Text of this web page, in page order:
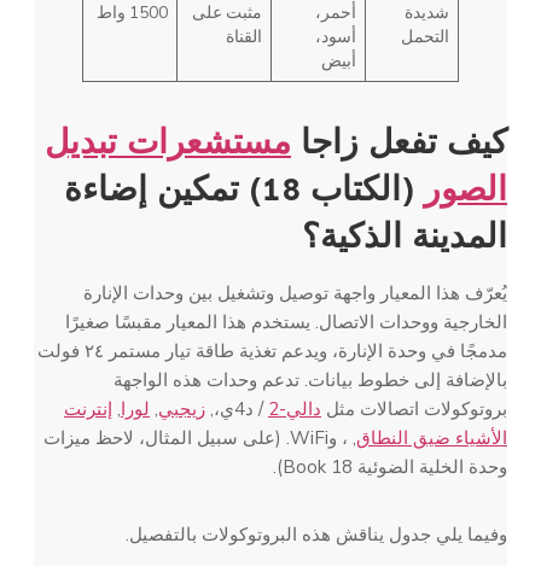
شديدة
التحمل
أحمر،
أسود،
أبيض
مثبت على
القناة
1500 واط
كيف تفعل زاجا مستشعرات تبديل
الصور
(الكتاب 18) تمكين إضاءة
المدينة الذكية؟
يُعرّف هذا المعيار واجهة توصيل وتشغيل بين وحدات الإنارة
الخارجية ووحدات الاتصال. يستخدم هذا المعيار مقبسًا صغيرًا
مدمجًا في وحدة الإنارة، ويدعم تغذية طاقة تيار مستمر ٢٤ فولت
بالإضافة إلى خطوط بيانات. تدعم وحدات هذه الواجهة
بروتوكولات اتصالات مثل دالي-2 / د4ي،, زيجبي, لورا, إنترنت
الأشياء ضيق النطاق
, ، وWiFi. (على سبيل المثال، لاحظ ميزات
وحدة الخلية الضوئية Book 18).
وفيما يلي جدول يناقش هذه البروتوكولات بالتفصيل.